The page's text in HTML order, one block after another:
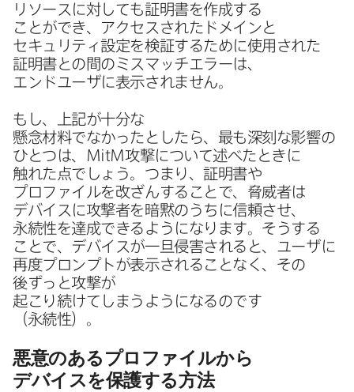
リソースに​対しても​証明書を​作成する​
ことができ、​アクセスされた​ドメインと​
セキュリティ設定を​検証する​ために​使用された​
証明書との​間の​ミスマッチエラーは、​
エンドユーザに​表示されません。
もし、​上記が​十分な​
懸念材料でなかったとしたら、​最も​深刻な​影響の​
ひとつは、
MitM攻撃に​ついて​述べた​ときに​
触れた​点でしょう。​つまり、​証明書や​
プロファイルを​改ざんする​ことで、​脅威者は​
デバイスに​攻撃者を​暗黙の​うちに​信頼させ、​
永続性を​達成できるようになります。​そうする​
ことで、​デバイスが​一旦侵害されると、​ユーザに​
再度プロンプトが​表示される​ことなく、​その​
後ずっと​攻撃が​
起こり続けてしまうようになるのです​
（永続性）。
悪意の​ある​プロファイルから​
デバイスを​保護する​方​法